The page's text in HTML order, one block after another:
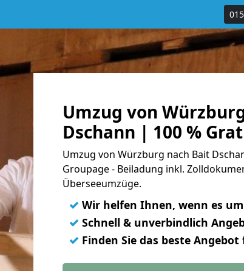
Umzug von
Dschann | 100 %
Umzug von Würzburg nach Bait
Groupage - Beiladung inkl.
Überseeumzüge.
✓ Wir helfen Ihnen, wenn es
✓ Schnell & unverbindlich
✓ Finden Sie das beste